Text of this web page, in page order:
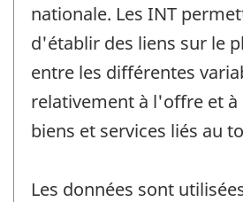
nationale. Les INT
d'établir des liens sur le
entre les différentes
relativement à l'offre et à
biens et services liés au
Les données sont